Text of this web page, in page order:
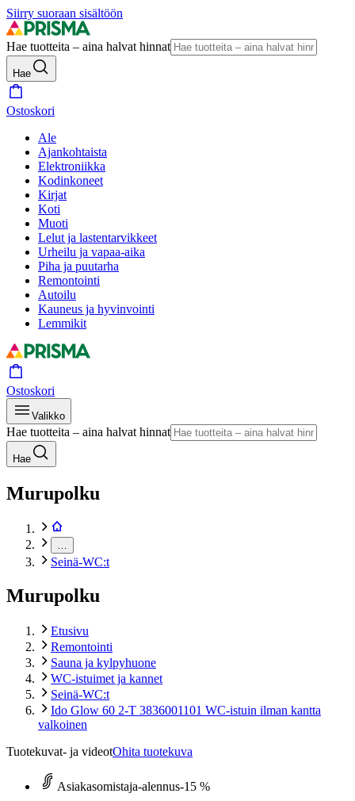
Siirry suoraan sisältöön
Hae tuotteita – aina halvat hinnat
Hae
Ostoskori
Ale
Ajankohtaista
Elektroniikka
Kodinkoneet
Kirjat
Koti
Muoti
Lelut ja lastentarvikkeet
Urheilu ja vapaa-aika
Piha ja puutarha
Remontointi
Autoilu
Kauneus ja hyvinvointi
Lemmikit
Ostoskori
Valikko
Hae tuotteita – aina halvat hinnat
Hae
Murupolku
Seinä-WC:t
Murupolku
Etusivu
Remontointi
Sauna ja kylpyhuone
WC-istuimet ja kannet
Seinä-WC:t
Ido Glow 60 2-T 3836001101 WC-istuin ilman kantta
valkoinen
Tuotekuvat- ja videotOhita tuotekuva
Asiakasomistaja-alennus-15 %